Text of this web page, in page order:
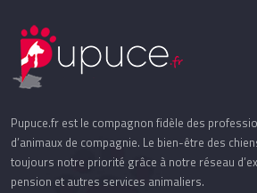
Pupuce.fr est le compagnon fidèle des
d’animaux de compagnie. Le bien-être des
toujours notre priorité grâce à notre réseau
pension et autres services animaliers.